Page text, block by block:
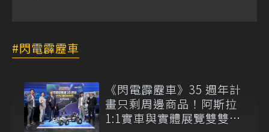
閃電霹靂車
《閃電霹靂車》35 週年計
畫只剩周邊商品！阿斯拉
1:1實車與實體展覽雙雙喊